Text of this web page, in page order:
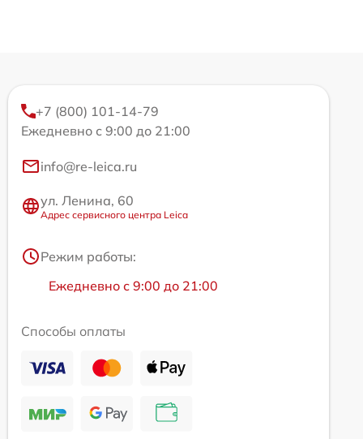
+7 (800) 101-14-79
Ежедневно с 9:00 до 21:00
info@re-leica.ru
ул. Ленина, 60
Адрес сервисного центра Leica
Режим работы:
Ежедневно с 9:00 до 21:00
Способы оплаты